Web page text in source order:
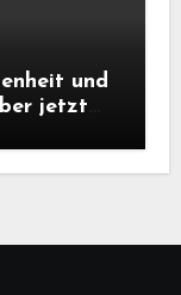
und
jetzt